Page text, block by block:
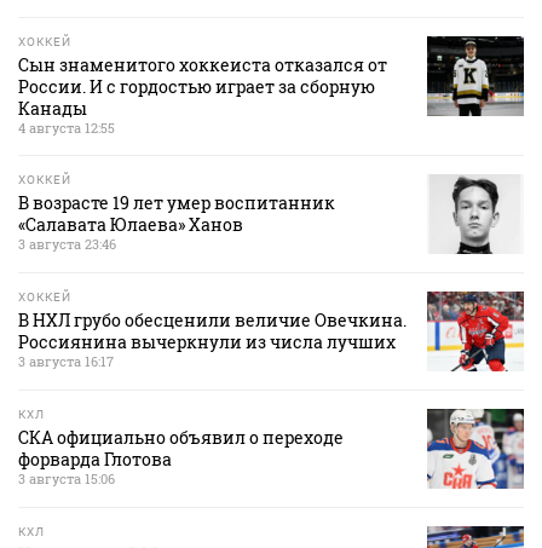
ХОККЕЙ
Сын знаменитого хоккеиста отказался от
России. И с гордостью играет за сборную
Канады
4 августа 12:55
ХОККЕЙ
В возрасте 19 лет умер воспитанник
«Салавата Юлаева» Ханов
3 августа 23:46
ХОККЕЙ
В НХЛ грубо обесценили величие Овечкина.
Россиянина вычеркнули из числа лучших
3 августа 16:17
КХЛ
СКА официально объявил о переходе
форварда Глотова
3 августа 15:06
КХЛ